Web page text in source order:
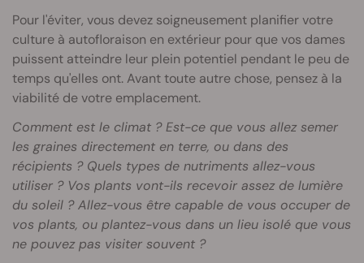
Pour l'éviter, vous devez soigneusement planifier votre
culture à autofloraison en extérieur pour que vos dames
puissent atteindre leur plein potentiel pendant le peu de
temps qu'elles ont. Avant toute autre chose, pensez à la
viabilité de votre emplacement.
Comment est le climat ? Est-ce que vous allez semer
les graines directement en terre, ou dans des
récipients ? Quels types de nutriments allez-vous
utiliser ? Vos plants vont-ils recevoir assez de lumière
du soleil ? Allez-vous être capable de vous occuper de
vos plants, ou plantez-vous dans un lieu isolé que vous
ne pouvez pas visiter souvent ?